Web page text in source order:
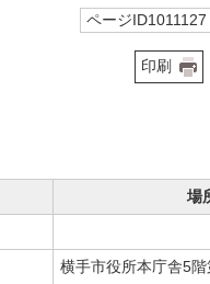
ページID1011127
印刷
場
横手市役所本庁舎5